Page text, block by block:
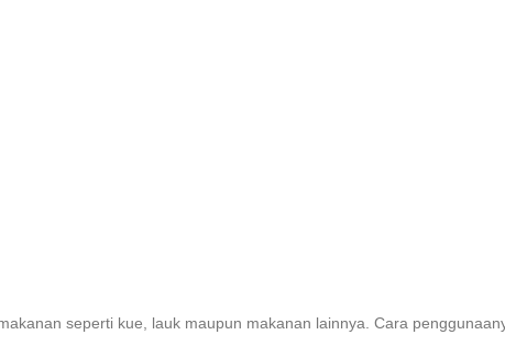
seperti kue, lauk maupun makanan lainnya. Cara